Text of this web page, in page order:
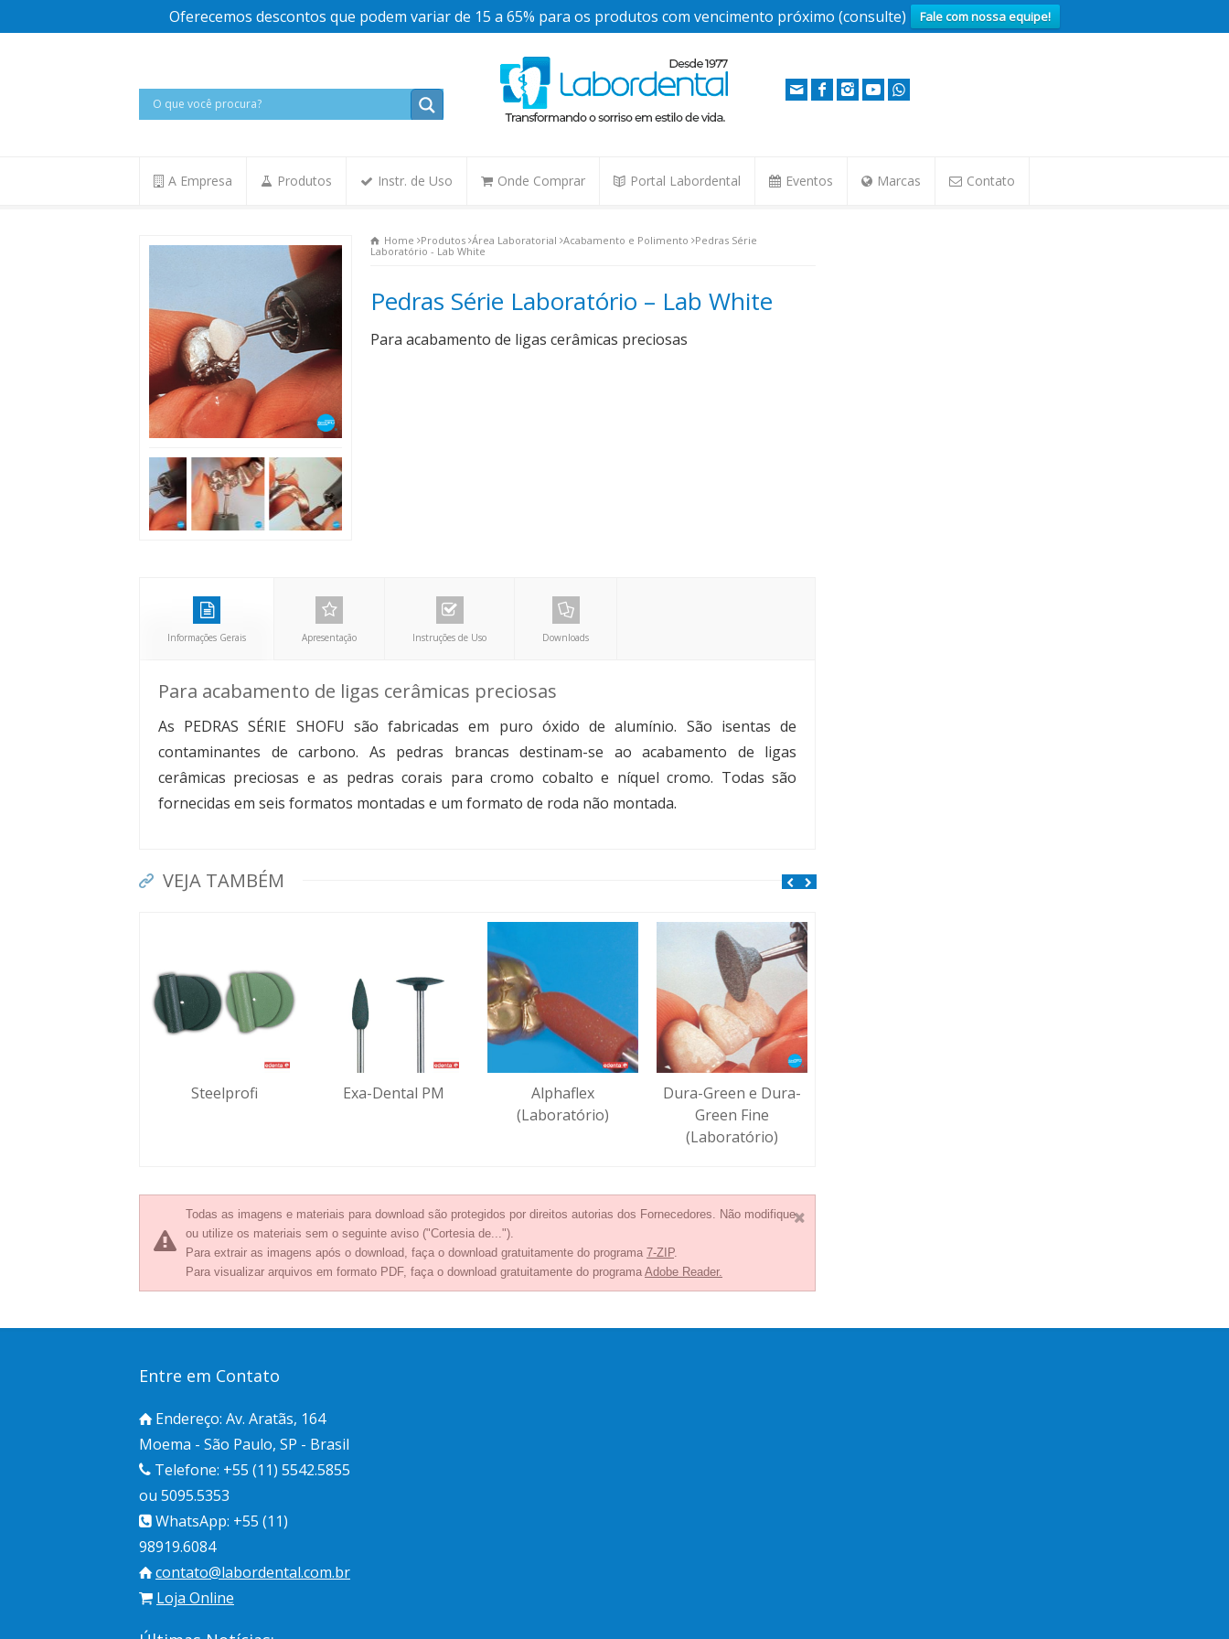
Oferecemos descontos que podem variar de 15 a 65% para os produtos com vencimento próximo (consulte) Fale com nossa equipe!
A Empresa Produtos Instr. de Uso Onde Comprar Portal Labordental Eventos Marcas Contato
Home Produtos Área Laboratorial Acabamento e Polimento Pedras Série
Laboratório - Lab White
Pedras Série Laboratório – Lab White
Para acabamento de ligas cerâmicas preciosas
Informações Gerais Apresentação Instruções de Uso Downloads
Para acabamento de ligas cerâmicas preciosas
As PEDRAS SÉRIE SHOFU são fabricadas em puro óxido de alumínio. São isentas de
contaminantes de carbono. As pedras brancas destinam-se ao acabamento de ligas
cerâmicas preciosas e as pedras corais para cromo cobalto e níquel cromo. Todas são
fornecidas em seis formatos montadas e um formato de roda não montada.
VEJA TAMBÉM
Steelprofi Exa-Dental PM
Alphaflex
(Laboratório)
Dura-Green e Dura-
Green Fine
(Laboratório)
Todas as imagens e materiais para download são protegidos por direitos autorias dos Fornecedores. Não modifique
ou utilize os materiais sem o seguinte aviso ("Cortesia de...").
Para extrair as imagens após o download, faça o download gratuitamente do programa 7-ZIP.
Para visualizar arquivos em formato PDF, faça o download gratuitamente do programa Adobe Reader.
Entre em Contato
Endereço: Av. Aratãs, 164
Moema - São Paulo, SP - Brasil
Telefone: +55 (11) 5542.5855
ou 5095.5353
WhatsApp: +55 (11)
98919.6084
contato@labordental.com.br
Loja Online